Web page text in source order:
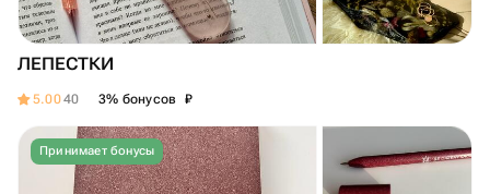
ЛЕПЕСТКИ
5.0040 3% бонусов ₽
Принимает бонусы